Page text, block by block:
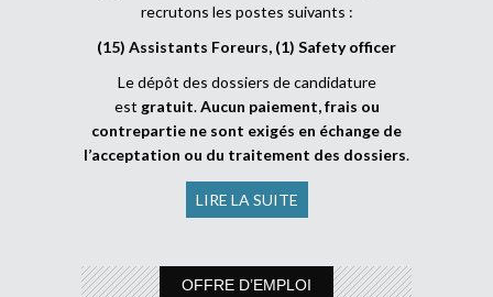
recrutons les postes suivants :
(15) Assistants Foreurs, (1) Safety officer
Le dépôt des dossiers de candidature
est gratuit.Aucun paiement, frais ou
contrepartie ne sont exigés en échange de
l’acceptation ou du traitement des dossiers.
LIRE LA SUITE
OFFRE D’EMPLOI